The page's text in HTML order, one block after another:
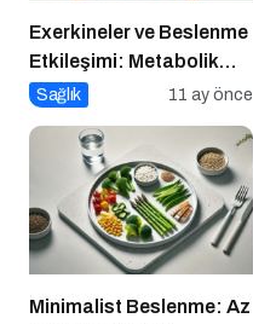
Exerkineler ve Beslenme
Etkileşimi: Metabolik
Sağlıkta Yeni Bir
Sağlık 11 ay önce
Minimalist Beslenme: Az